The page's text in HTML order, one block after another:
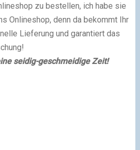
zu bestellen, ich habe sie
Onlineshop, denn da bekommt Ihr
Lieferung und garantiert das
seidig-geschmeidige Zeit!